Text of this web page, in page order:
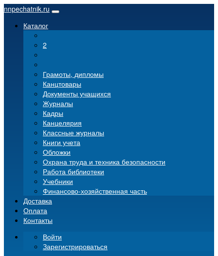
nnpechatnik.ru
Каталог
2
Грамоты, дипломы
Канцтовары
Документы учащихся
Журналы
Кадры
Канцелярия
Классные журналы
Книги учета
Обложки
Охрана труда и техника безопасности
Работа библиотеки
Учебники
Финансово-хозяйственная часть
Доставка
Оплата
Контакты
Войти
Зарегистрироваться